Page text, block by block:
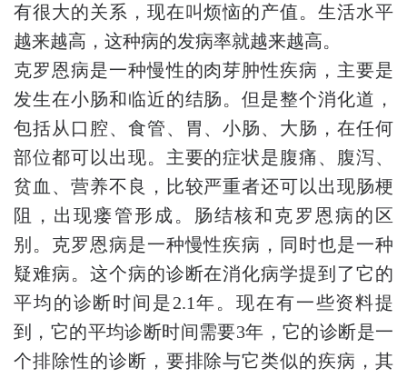
有很大的关系，现在叫烦恼的产值。生活水平
越来越高，这种病的发病率就越来越高。
克罗恩病是一种慢性的肉芽肿性疾病，主要是
发生在小肠和临近的结肠。但是整个消化道，
包括从口腔、食管、胃、小肠、大肠，在任何
部位都可以出现。主要的症状是腹痛、腹泻、
贫血、营养不良，比较严重者还可以出现肠梗
阻，出现瘘管形成。肠结核和克罗恩病的区
别。克罗恩病是一种慢性疾病，同时也是一种
疑难病。这个病的诊断在消化病学提到了它的
平均的诊断时间是2.1年。现在有一些资料提
到，它的平均诊断时间需要3年，它的诊断是一
个排除性的诊断，要排除与它类似的疾病，其